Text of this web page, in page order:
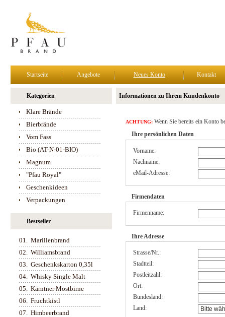
Startseite Angebote Neues Konto Kontakt
Kategorien
Klare Brände
Bierbrände
Vom Fass
Bio (AT-N-01-BIO)
Magnum
"Pfau Royal"
Geschenkideen
Verpackungen
Bestseller
01. Marillenbrand
02. Williamsbrand
03. Geschenkskarton 0,35l
04. Whisky Single Malt
05. Kärntner Mostbirne
06. Fruchtkistl
07. Himbeerbrand
Informationen zu Ihrem Kundenkonto
ACHTUNG: Wenn Sie bereits ein Konto
Ihre persönlichen Daten
Vorname:
Nachname:
eMail-Adresse:
Firmendaten
Firmenname:
Ihre Adresse
Strasse/Nr.:
Stadtteil:
Postleitzahl:
Ort:
Bundesland:
Land: